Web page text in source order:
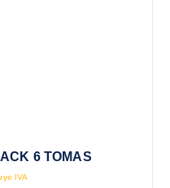
6 TOMAS
IVA